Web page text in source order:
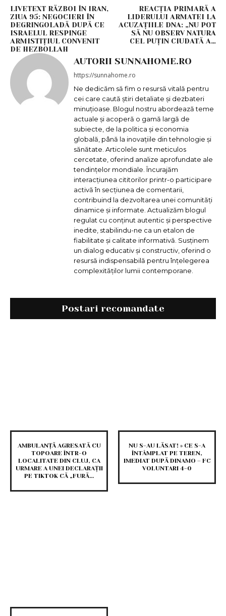
LIVETEXT RĂZBOI ÎN IRAN,
ZIUA 95: NEGOCIERI ÎN
DEGRINGOLADĂ DUPĂ CE
ISRAELUL RESPINGE
ARMISTIȚIUL CONVENIT
DE HEZBOLLAH
REACȚIA PRIMARĂ A
LIDERULUI ARMATEI LA
ACUZAȚIILE DNA: „NU POT
SĂ NU OBSERV NATURA
CEL PUȚIN CIUDATĂ A…
AUTORII SUNNAHOME.RO
https://sunnahome.ro
Ne dedicăm să fim o resursă vitală pentru
cei care caută știri detaliate și dezbateri
minuțioase. Blogul nostru abordează teme
actuale și acoperă o gamă largă de
subiecte, de la politica și economia
globală, până la inovațiile din tehnologie și
sănătate. Articolele sunt meticulos
cercetate, oferind analize aprofundate ale
tendințelor mondiale. Încurajăm
interacțiunea cititorilor printr-o participare
activă în secțiunea de comentarii,
contribuind la dezvoltarea unei comunități
dinamice și informate. Actualizăm blogul
regulat cu conținut autentic și perspective
inedite, stabilindu-ne ca un etalon de
fiabilitate și calitate informativă. Susținem
un dialog educativ și constructiv, oferind o
resursă indispensabilă pentru înțelegerea
complexităților lumii contemporane.
Postari recomandate
AMBULANȚĂ AGRESATĂ CU
TOPOARE ÎNTR-O
LOCALITATE DIN CLUJ, CA
URMARE A UNEI DECLARAȚII
PE TIKTOK CĂ „FURĂ…
NU S-AU LĂSAT! » CE S-A
ÎNTÂMPLAT PE TEREN,
IMEDIAT DUPĂ DINAMO – FC
VOLUNTARI 4-0